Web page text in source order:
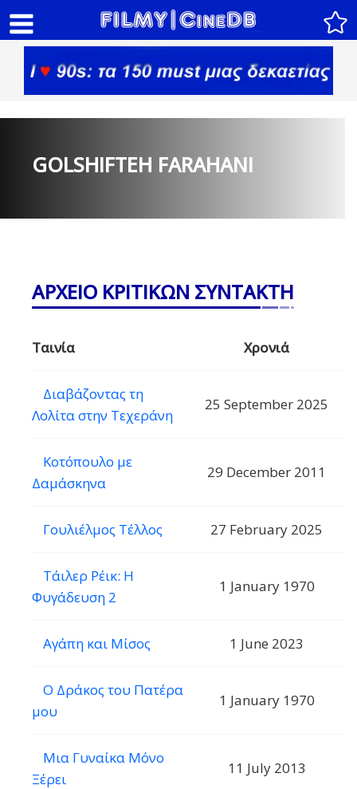
GOLSHIFTEH FARAHANI
ΑΡΧΕΙΟ ΚΡΙΤΙΚΩΝ ΣΥΝΤΑΚΤΗ
Ταινία Χρονιά
Διαβάζοντας τη
Λολίτα στην Τεχεράνη
25 September 2025
Κοτόπουλο με
Δαμάσκηνα
29 December 2011
Γουλιέλμος Τέλλος 27 February 2025
Τάιλερ Ρέικ: Η
Φυγάδευση 2
1 January 1970
Αγάπη και Μίσος 1 June 2023
Ο Δράκος του Πατέρα
μου
1 January 1970
Μια Γυναίκα Μόνο
Ξέρει
11 July 2013